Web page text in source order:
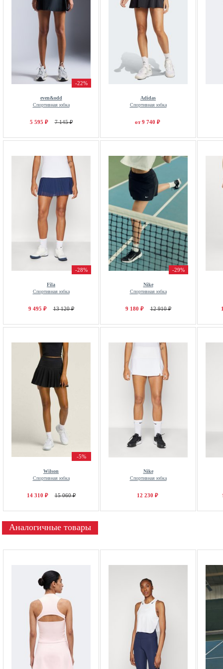
-22%
even&odd
Спортивная юбка
5 595 ₽ 7 145 ₽
Adidas
Спортивная юбка
от 9 740 ₽
-28%
Fila
Спортивная юбка
9 495 ₽ 13 120 ₽
-29%
Nike
Спортивная юбка
9 180 ₽ 12 910 ₽
-5%
Wilson
Спортивная юбка
14 310 ₽ 15 060 ₽
Nike
Спортивная юбка
12 230 ₽
Аналогичные товары